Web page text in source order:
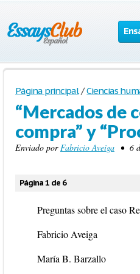
Página principal / Ciencias
“Mercados de
compra” y
Enviado porFabricio Aveiga • 6
Página 1 de 6
Preguntas sobre el caso
Fabricio Aveiga
María B. Barzallo